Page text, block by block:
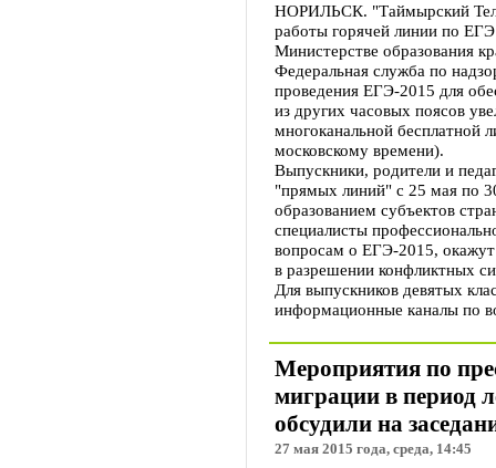
НОРИЛЬСК. "Таймырский
работы горячей линии по
Министерстве образования
Федеральная служба по
проведения ЕГЭ-2015 для
из других часовых поясов
многоканальной бесплатной
московскому времени).
Выпускники, родители и
"прямых линий" с 25 мая по
образованием субъектов
специалисты
вопросам о ЕГЭ-2015,
в разрешении конфликтных
Для выпускников девятых
информационные каналы по
Мероприятия по
миграции в период
обсудили на
27 мая 2015 года, среда, 14:45